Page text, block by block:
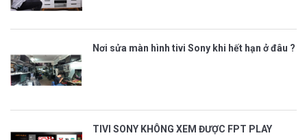
Nơi sửa màn hình tivi Sony khi hết hạn ở đâu ?
TIVI SONY KHÔNG XEM ĐƯỢC FPT PLAY